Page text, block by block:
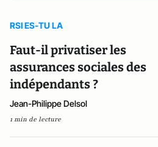
RSI ES-TU LA
Faut-il privatiser les
assurances sociales des
indépendants ?
Jean-Philippe Delsol
1 min de lecture